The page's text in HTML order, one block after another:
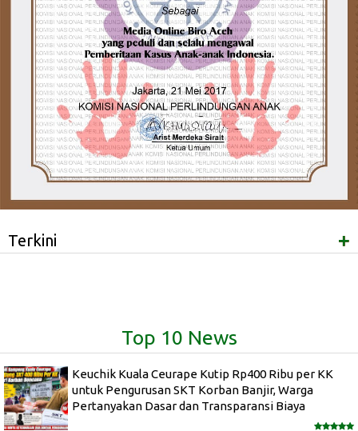
+
Terkini
Top 10 News
Keuchik Kuala Ceurape Kutip Rp400 Ribu per KK
untuk Pengurusan SKT Korban Banjir, Warga
Pertanyakan Dasar dan Transparansi Biaya